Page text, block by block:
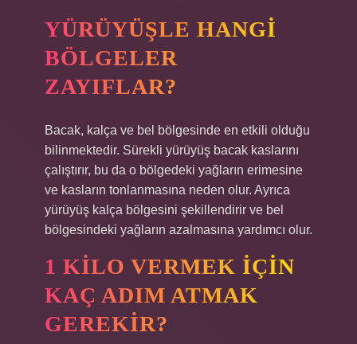
YÜRÜYÜŞLE HANGI
BÖLGELER
ZAYIFLAR?
Bacak, kalça ve bel bölgesinde en etkili olduğu
bilinmektedir. Sürekli yürüyüş bacak kaslarını
çalıştırır, bu da o bölgedeki yağların erimesine
ve kasların tonlanmasına neden olur. Ayrıca
yürüyüş kalça bölgesini şekillendirir ve bel
bölgesindeki yağların azalmasına yardımcı olur.
1 KILO VERMEK IÇIN
KAÇ ADIM ATMAK
GEREKIR?